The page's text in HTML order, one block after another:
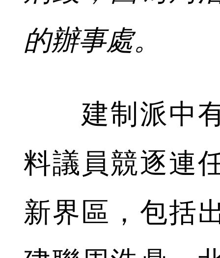
的辦事處。
建制派中有
料議員競逐連
新界區，包括